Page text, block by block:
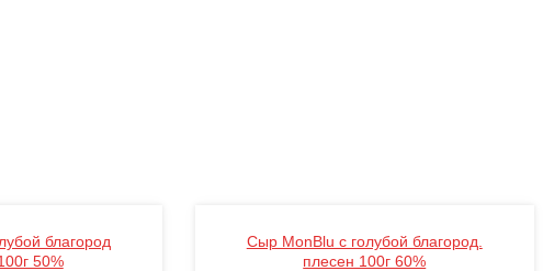
благород
50%
Сыр MonBlu с голубой благород.
плесен 100г 60%